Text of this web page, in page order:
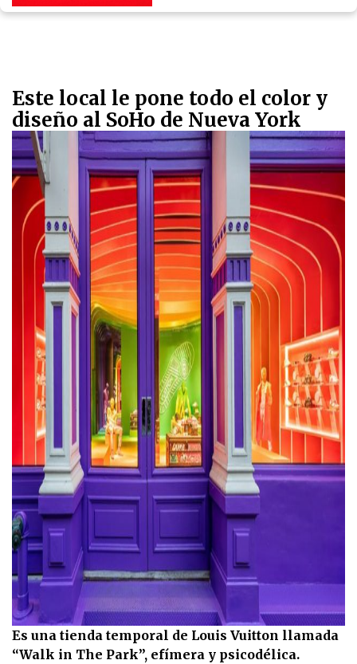
Este local le pone todo el color y
diseño al SoHo de Nueva York
Es una tienda temporal de Louis Vuitton llamada
“Walk in The Park”, efímera y psicodélica.